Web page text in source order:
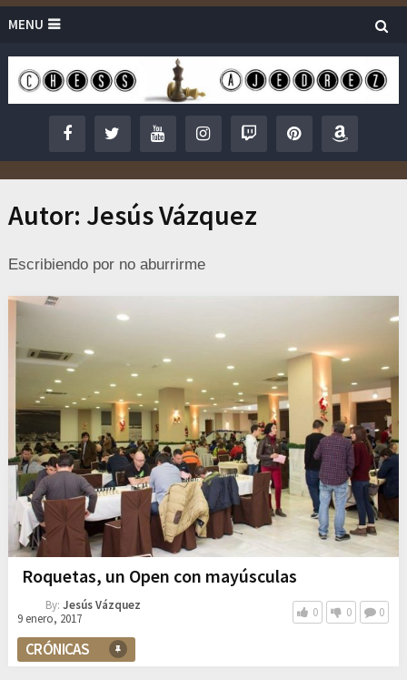
MENU
Autor: Jesús Vázquez
Escribiendo por no aburrirme
Roquetas, un Open con mayúsculas
By: Jesús Vázquez
9 enero, 2017
0 0 0
CRÓNICAS